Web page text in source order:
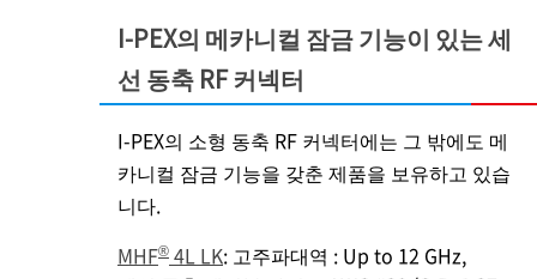
I-PEX의 메카니컬 잠금 기능이 있는 세
선 동축 RF 커넥터
I-PEX의 소형 동축 RF 커넥터에는 그 밖에도 메
카니컬 잠금 기능을 갖춘 제품을 보유하고 있습
니다.
MHF® 4L LK: 고주파대역 : Up to 12 GHz,